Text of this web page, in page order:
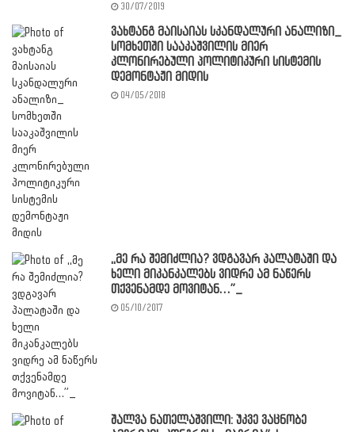
30/07/2019
ვახტანგ მაისაიას სკანდალური ანალიზი_
სომხეთში სააკაშვილის მიერ
კლონირებული პოლიტიკური სისტემის
დემონტაჟი მიდის
04/05/2018
,,მე რა შემიძლია? ვდგავარ პალატაში და
ხელი მიკანკალებს ვიდრე ამ ნაწერს
თქვენამდე მოვიტან…”_
05/10/2017
შალვა ნათელაშვილი: უკვე ვაცნობე